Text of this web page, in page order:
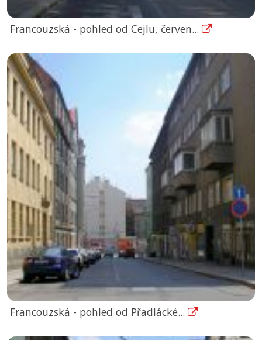
Francouzská - pohled od Cejlu, červen...
Francouzská - pohled od Přadlácké...